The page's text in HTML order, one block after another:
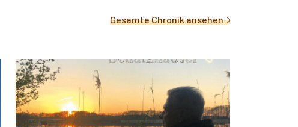
Gesamte Chronik ansehen